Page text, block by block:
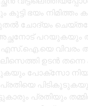
കുട്ടി ഭയം
ചോദ്യം
പറയുകയും
എസ്.ഐ.യെ വിവരം
ഉടൻ തന്നെ
പോക്സോ
പ്രതിയും